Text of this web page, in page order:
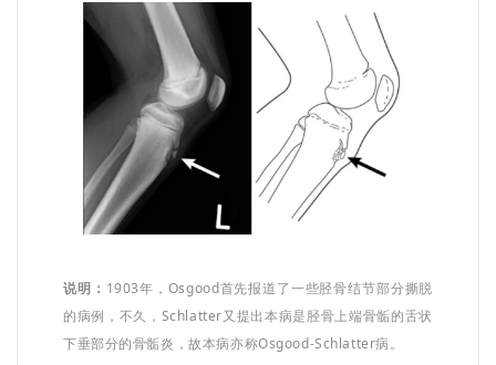
说明： 1903年，Osgood首先报道了一些胫骨结节部分撕脱
的病例，不久，Schlatter又提出本病是胫骨上端骨骺的舌状
下垂部分的骨骺炎，故本病亦称Osgood-Schlatter病。